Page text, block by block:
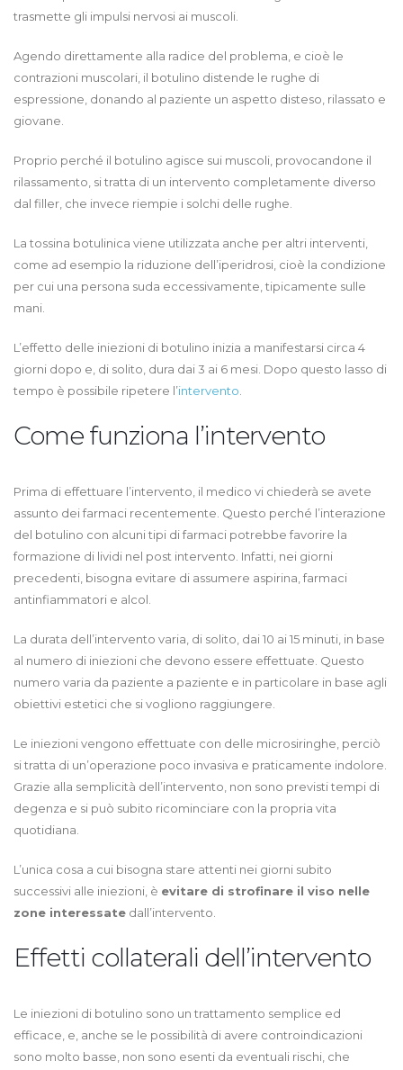
trasmette gli impulsi nervosi ai muscoli.
Agendo direttamente alla radice del problema, e cioè le
contrazioni muscolari, il botulino distende le rughe di
espressione, donando al paziente un aspetto disteso, rilassato e
giovane.
Proprio perché il botulino agisce sui muscoli, provocandone il
rilassamento, si tratta di un intervento completamente diverso
dal filler, che invece riempie i solchi delle rughe.
La tossina botulinica viene utilizzata anche per altri interventi,
come ad esempio la riduzione dell’iperidrosi, cioè la condizione
per cui una persona suda eccessivamente, tipicamente sulle
mani.
L’effetto delle iniezioni di botulino inizia a manifestarsi circa 4
giorni dopo e, di solito, dura dai 3 ai 6 mesi. Dopo questo lasso di
tempo è possibile ripetere l’intervento
Come funziona l’intervento
Prima di effettuare l’intervento, il medico vi chiederà se avete
assunto dei farmaci recentemente. Questo perché l’interazione
del botulino con alcuni tipi di farmaci potrebbe favorire la
formazione di lividi nel post intervento. Infatti, nei giorni
precedenti, bisogna evitare di assumere aspirina, farmaci
antinfiammatori e alcol.
La durata dell’intervento varia, di solito, dai 10 ai 15 minuti, in base
al numero di iniezioni che devono essere effettuate. Questo
numero varia da paziente a paziente e in particolare in base agli
obiettivi estetici che si vogliono raggiungere.
Le iniezioni vengono effettuate con delle microsiringhe, perciò
si tratta di un’operazione poco invasiva e praticamente indolore.
Grazie alla semplicità dell’intervento, non sono previsti tempi di
degenza e si può subito ricominciare con la propria vita
quotidiana.
L’unica cosa a cui bisogna stare attenti nei giorni subito
successivi alle iniezioni, è evitare di strofinare il viso nelle
zone interessate dall’intervento.
Effetti collaterali dell’intervento
Le iniezioni di botulino sono un trattamento semplice ed
efficace, e, anche se le possibilità di avere controindicazioni
sono molto basse, non sono esenti da eventuali rischi, che